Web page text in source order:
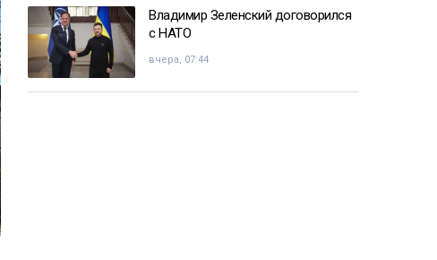
Владимир Зеленский договорился
с НАТО
вчера, 07:44